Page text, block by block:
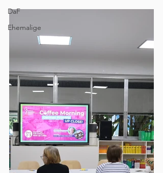
DaF
Ehemalige